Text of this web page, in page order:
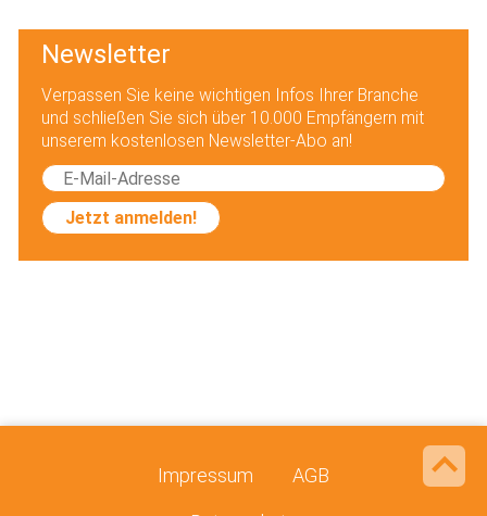
Newsletter
Verpassen Sie keine wichtigen Infos Ihrer Branche
und schließen Sie sich über 10.000 Empfängern mit
unserem kostenlosen Newsletter-Abo an!
Jetzt anmelden!
Impressum AGB